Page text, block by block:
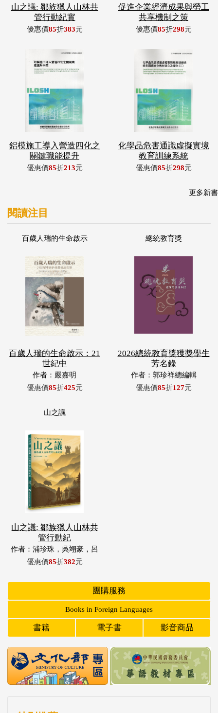
山之議: 鄒族獵人山林共
管行動紀實
優惠價85折383元
促進企業經濟成果與勞工
共享機制之策
優惠價85折298元
鋁模施工導入營造四化之
關鍵職能提升
優惠價85折213元
化學品危害通識虛擬實境
教育訓練系統
優惠價85折298元
更多新書
閱讀注目
百歲人瑞的生命啟示
百歲人瑞的生命啟示：21
世紀中
作者：嚴嘉明
優惠價85折425元
總統教育獎
2026總統教育獎獲獎學生
芳名錄
作者：郭珍祥總編輯
優惠價85折127元
山之議
山之議: 鄒族獵人山林共
管行動紀
作者：浦珍珠，吳翊豪，呂
翊齊，張惠東，許玉青，王
優惠價85折382元
團購服務
Books in Foreign Languages
書籍 電子書 影音商品